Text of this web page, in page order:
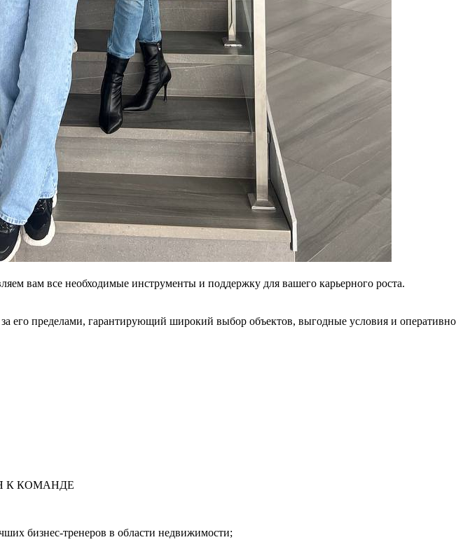
вам все необходимые инструменты и поддержку для вашего карьерного роста.
пределами, гарантирующий широкий выбор объектов, выгодные условия и
К КОМАНДЕ
бизнес-тренеров в области недвижимости;